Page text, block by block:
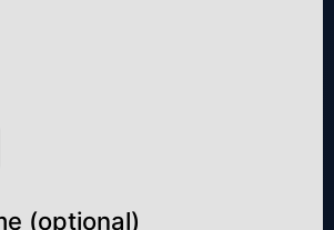
(optional)